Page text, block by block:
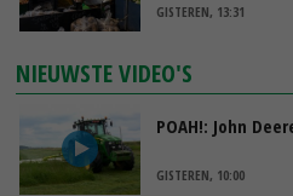
GISTEREN, 13:31
NIEUWSTE VIDEO'S
POAH!: John
GISTEREN, 10:00